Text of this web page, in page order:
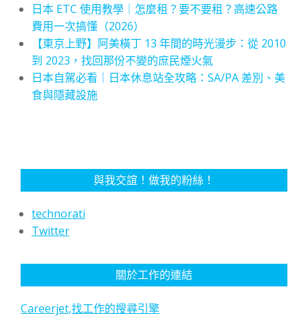
日本 ETC 使用教學｜怎麼租？要不要租？高速公路
費用一次搞懂（2026）
【東京上野】阿美橫丁 13 年間的時光漫步：從 2010
到 2023，找回那份不變的庶民煙火氣
日本自駕必看｜日本休息站全攻略：SA/PA 差別、美
食與隱藏設施
與我交誼！做我的粉絲！
technorati
Twitter
關於工作的連結
Careerjet,找工作的搜尋引擎